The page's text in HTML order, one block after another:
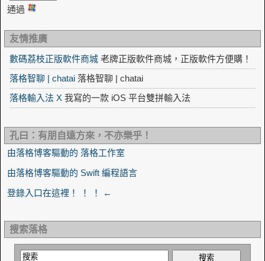
通過
友情推廣
數碼荔枝正版軟件商城 老牌正版軟件商城，正版軟件方便購！
落格智聊 | chatai 落格智聊 | chatai
落格輸入法 X 我寫的一款 iOS 平台雙拼輸入法
孔曰：有朋自遠方來，不亦樂乎！
由落格博客驅動的 落格工作室
由落格博客驅動的 Swift 編程語言
登錄入口在這裡！ ！ ！ ←
搜索落格